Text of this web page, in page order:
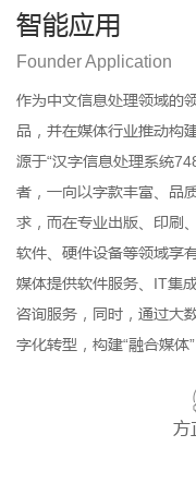
智能应用
Founder Application
作为中文信息处理领域的
品，并在媒体行业推动构
源于“汉字信息处理系统
者，一向以字款丰富、品
求，而在专业出版、印刷
软件、硬件设备等领域享
媒体提供软件服务、IT集
咨询服务，同时，通过大
字化转型，构建“融合媒体
方